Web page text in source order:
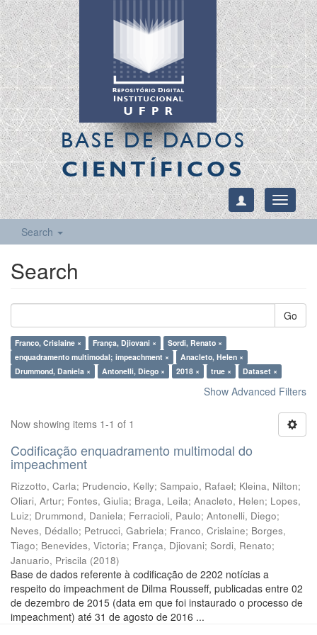
BASE DE DADOS
CIENTÍFICOS
Toggle
Search
Search
Go
Franco, Crislaine × França, Djiovani ×
Sordi, Renato ×
enquadramento multimodal; impeachment ×
Anacleto, Helen ×
Drummond, Daniela ×
Antonelli, Diego × 2018 × true × Dataset ×
Show Advanced Filters
Now showing items 1-1 of 1
Codificação enquadramento multimodal do
impeachment
Rizzotto, Carla; Prudencio, Kelly; Sampaio, Rafael; Kleina, Nilton;
Oliari, Artur; Fontes, Giulia; Braga, Leila; Anacleto, Helen; Lopes,
Luiz; Drummond, Daniela; Ferracioli, Paulo; Antonelli, Diego;
Neves, Dédallo; Petrucci, Gabriela; Franco, Crislaine; Borges,
Tiago; Benevides, Victoria; França, Djiovani; Sordi, Renato;
Januario, Priscila (2018)
Base de dados referente à codificação de 2202 notícias a
respeito do impeachment de Dilma Rousseff, publicadas entre 02
de dezembro de 2015 (data em que foi instaurado o processo de
impeachment) até 31 de agosto de 2016 ...